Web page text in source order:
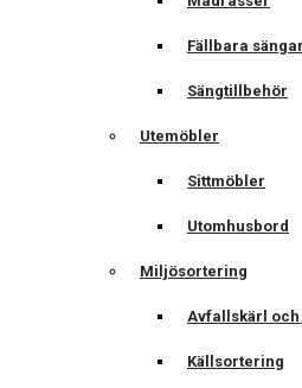
Fällbara sängar
Sängtillbehör
Utemöbler
Sittmöbler
Utomhusbord
Miljösortering
Avfallskärl
Källsortering